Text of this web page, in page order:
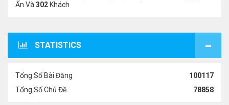
Ẩn Và 302 Khách
STATISTICS
Tổng Số Bài Đăng
100117
Tổng Số Chủ Đề
78858